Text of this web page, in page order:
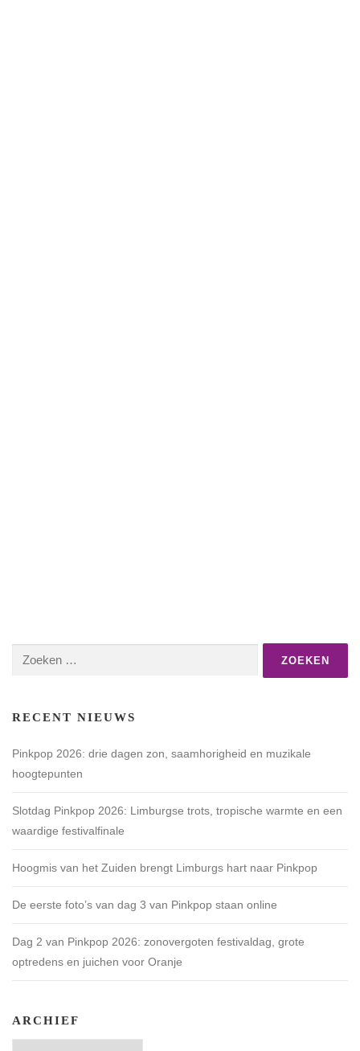
Zoeken
RECENT NIEUWS
Pinkpop 2026: drie dagen zon, saamhorigheid en muzikale
hoogtepunten
Slotdag Pinkpop 2026: Limburgse trots, tropische warmte en een
waardige festivalfinale
Hoogmis van het Zuiden brengt Limburgs hart naar Pinkpop
De eerste foto’s van dag 3 van Pinkpop staan online
Dag 2 van Pinkpop 2026: zonovergoten festivaldag, grote
optredens en juichen voor Oranje
ARCHIEF